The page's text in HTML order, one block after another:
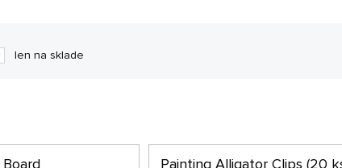
len na sklade
Painting Alligator Clips (20